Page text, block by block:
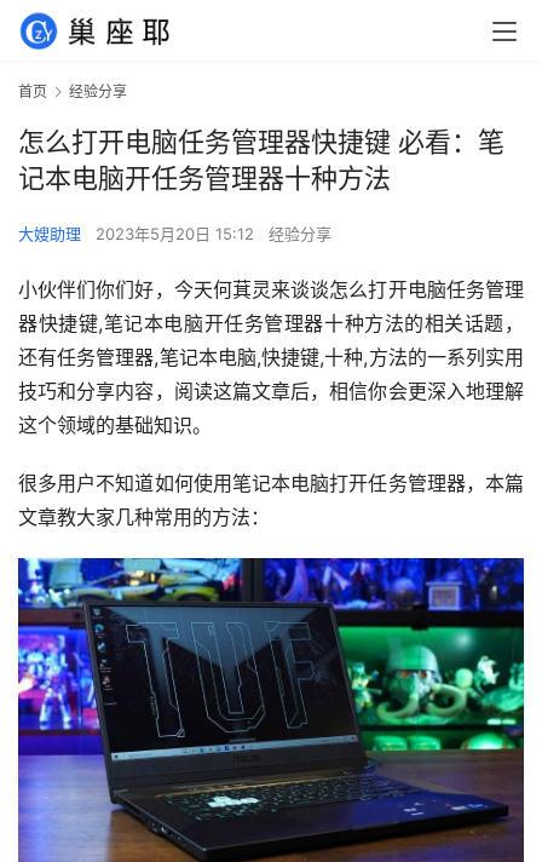
首页 经验分享
怎么打开电脑任务管理器快捷键 必看：笔
记本电脑开任务管理器十种方法
大嫂助理 2023年5月20日 15:12 经验分享
小伙伴们你们好，今天何萁灵来谈谈怎么打开电脑任务管理
器快捷键,笔记本电脑开任务管理器十种方法的相关话题，
还有任务管理器,笔记本电脑,快捷键,十种,方法的一系列实用
技巧和分享内容，阅读这篇文章后，相信你会更深入地理解
这个领域的基础知识。
很多用户不知道如何使用笔记本电脑打开任务管理器，本篇
文章教大家几种常用的方法：